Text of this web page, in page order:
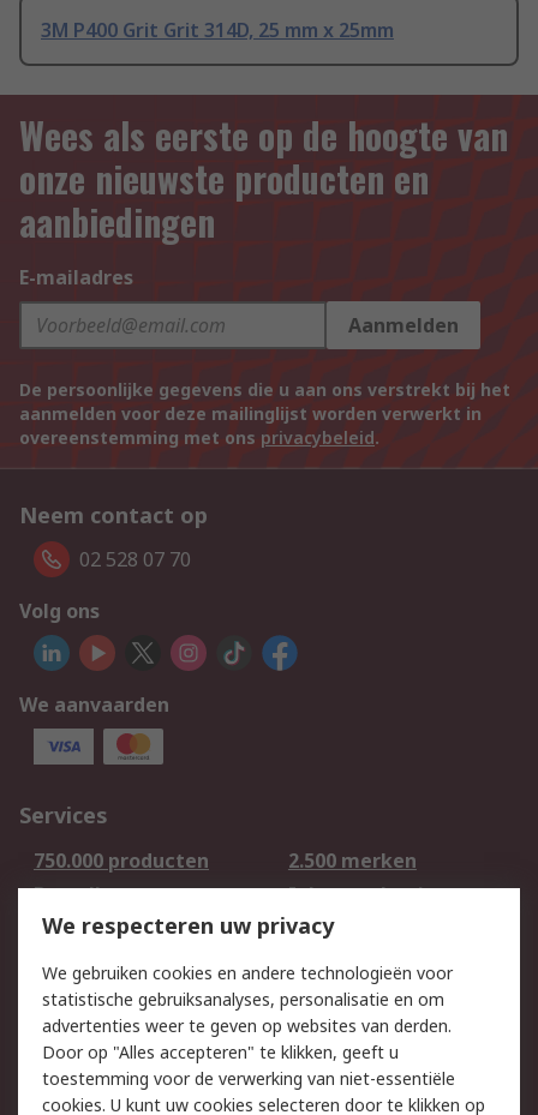
3M P400 Grit Grit 314D, 25 mm x 25mm
Wees als eerste op de hoogte van
onze nieuwste producten en
aanbiedingen
E-mailadres
Aanmelden
De persoonlijke gegevens die u aan ons verstrekt bij het
aanmelden voor deze mailinglijst worden verwerkt in
overeenstemming met ons privacybeleid.
Neem contact op
02 528 07 70
Volg ons
We aanvaarden
Services
750.000 producten
2.500 merken
Bestellen
Inkoopoplossingen
Retouren
Technisch advies
Track & Trace
Wettelijk
Cookiebeleid
Email veiligheid
Privacybeleid -
Websitevoorwaarden
We respecteren uw privacy
We gebruiken cookies en andere technologieën voor
statistische gebruiksanalyses, personalisatie en om
advertenties weer te geven op websites van derden.
Door op "Alles accepteren" te klikken, geeft u
toestemming voor de verwerking van niet-essentiële
cookies. U kunt uw cookies selecteren door te klikken op